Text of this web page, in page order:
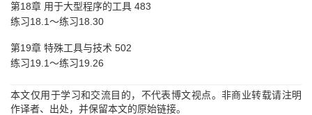
第18章 用于大型程序的工具 483
练习18.1～练习18.30
第19章 特殊工具与技术 502
练习19.1～练习19.26
本文仅用于学习和交流目的，不代表博文视点。非商业转载请注明
作译者、出处，并保留本文的原始链接。